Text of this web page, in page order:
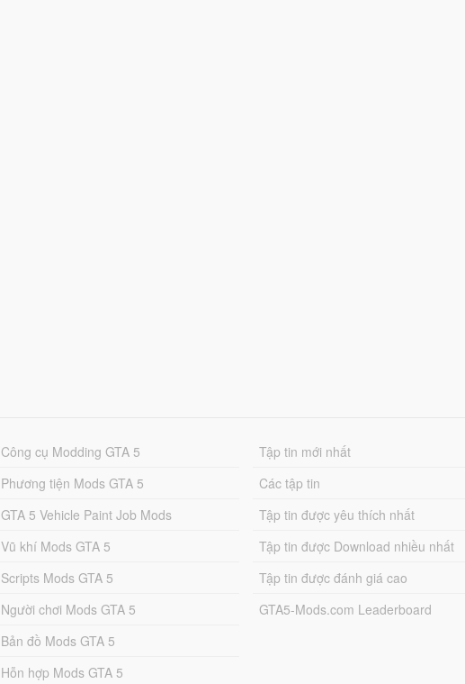
Công cụ Modding GTA 5
Phương tiện Mods GTA 5
GTA 5 Vehicle Paint Job Mods
Vũ khí Mods GTA 5
Scripts Mods GTA 5
Người chơi Mods GTA 5
Bản đồ Mods GTA 5
Hỗn hợp Mods GTA 5
Tập tin mới nhất
Các tập tin
Tập tin được yêu thích nhất
Tập tin được Download nhiều nhất
Tập tin được đánh giá cao
GTA5-Mods.com Leaderboard